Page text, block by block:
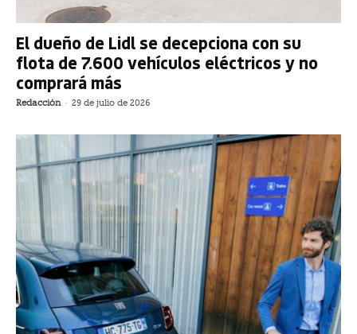
El dueño de Lidl se decepciona con su
flota de 7.600 vehículos eléctricos y no
comprará más
Redacción - 29 de julio de 2026